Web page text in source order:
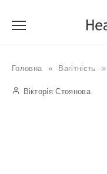
Головна » Вагітність »
Вікторія Стоянова